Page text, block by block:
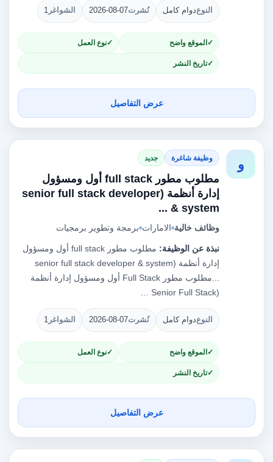
النوعدوام كامل نُشرت2026-08-07 الشواغر 1
الموقع واضح نوع العمل
تاريخ النشر
عرض التفاصيل
و وظيفة شاغرة جديد
مطلوب مطور full stack أول ومسؤول
إدارة أنظمة (senior full stack developer
& system ...
وظائف خالية الامارات برمجة وتطوير برمجيات
نبذة عن الوظيفة:
مطلوب مطور full stack أول ومسؤول
إدارة أنظمة (senior full stack developer & system
...مطلوب مطور Full Stack أول ومسؤول إدارة أنظمة
(Senior Full Stack …
النوعدوام كامل نُشرت2026-08-07 الشواغر 1
الموقع واضح نوع العمل
تاريخ النشر
عرض التفاصيل